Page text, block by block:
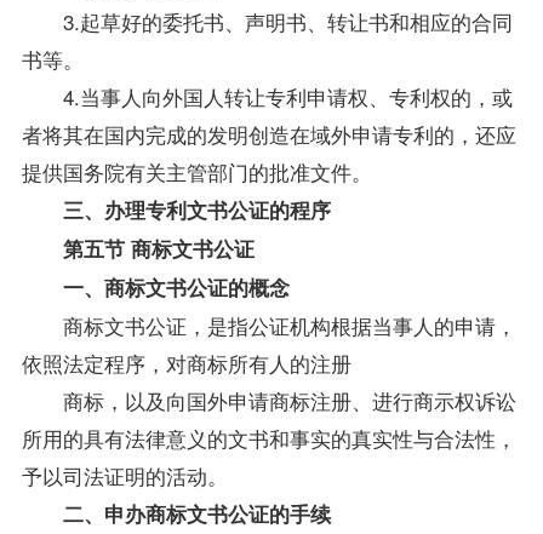
3.起草好的委托书、声明书、转让书和相应的合同
书等。
4.当事人向外国人转让专利申请权、专利权的，或
者将其在国内完成的发明创造在域外申请专利的，还应
提供国务院有关主管部门的批准文件。
三、办理专利文书公证的程序
第五节 商标文书公证
一、商标文书公证的概念
商标文书公证，是指公证机构根据当事人的申请，
依照法定程序，对商标所有人的注册
商标，以及向国外申请商标注册、进行商示权诉讼
所用的具有法律意义的文书和事实的真实性与合法性，
予以司法证明的活动。
二、申办商标文书公证的手续